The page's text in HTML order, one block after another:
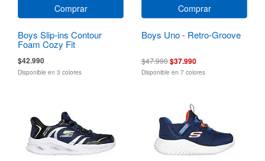
Comprar
Boys Slip-ins Contour
Foam Cozy Fit
$42.990
Disponible en 3 colores
Comprar
Boys Uno - Retro-Groove
$47.990$37.990
Disponible en 7 colores